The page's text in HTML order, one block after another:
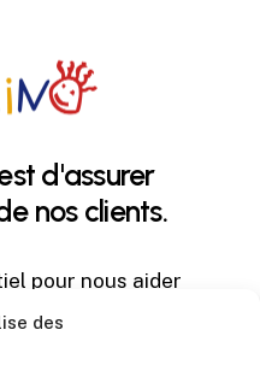
des
d'assurer
nos clients.
pour nous aider
Veuillez
niveau de